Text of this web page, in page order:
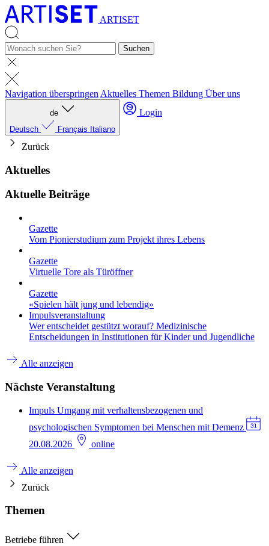
ARTISET
Suchen
Navigation überspringen Aktuelles Themen Bildung Über uns
de
Deutsch
Français Italiano
Login
Zurück
Aktuelles
Aktuelle Beiträge
Gazette
Vom Pionierstudium zum Projekt ihres Lebens
Gazette
Virtuelle Tore als Türöffner
Gazette
«Spielen hält jung und lebendig»
Impulsveranstaltung
Wer entscheidet gestützt worauf? Medizinische
Entscheidungen in Institutionen für Kinder und Jugendliche
Alle anzeigen
Nächste Veranstaltung
Impuls Umgang mit verhaltensbezogenen und
psychologischen Symptomen bei Menschen mit Demenz
20.08.2026
online
Alle anzeigen
Zurück
Themen
Betriebe führen